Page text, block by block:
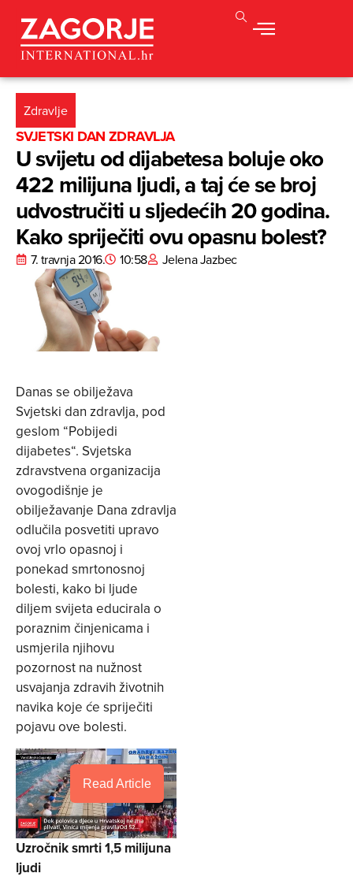
Zdravlje
SVJETSKI DAN ZDRAVLJA
U svijetu od dijabetesa boluje oko
422 milijuna ljudi, a taj će se broj
udvostručiti u sljedećih 20 godina.
Kako spriječiti ovu opasnu bolest?
7. travnja 2016. 10:58 Jelena Jazbec
Danas se obilježava
Svjetski dan zdravlja, pod
geslom “Pobijedi
dijabetes“. Svjetska
zdravstvena organizacija
ovogodišnje je
obilježavanje Dana zdravlja
odlučila posvetiti upravo
ovoj vrlo opasnoj i
ponekad smrtonosnoj
bolesti, kako bi ljude
diljem svijeta educirala o
poraznim činjenicama i
usmjerila njihovu
pozornost na nužnost
usvajanja zdravih životnih
navika koje će spriječiti
pojavu ove bolesti.
Read Article
Uzročnik smrti 1,5 milijuna
ljudi